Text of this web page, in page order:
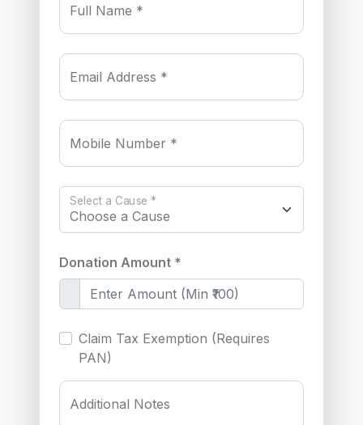
Full Name *
Email Address *
Mobile Number *
Select a Cause *
Donation Amount *
Claim Tax Exemption (Requires
PAN)
Additional Notes